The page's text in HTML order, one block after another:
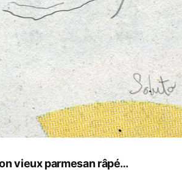
vieux parmesan râpé…